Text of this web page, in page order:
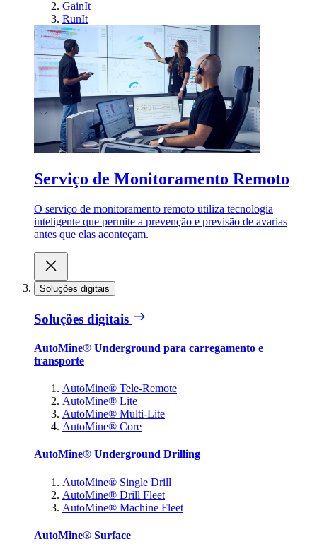
GainIt
RunIt
Serviço de Monitoramento Remoto
O serviço de monitoramento remoto utiliza tecnologia
inteligente que permite a prevenção e previsão de avarias
antes que elas aconteçam.
Soluções digitais
Soluções digitais
AutoMine® Underground para carregamento e
transporte
AutoMine® Tele-Remote
AutoMine® Lite
AutoMine® Multi-Lite
AutoMine® Core
AutoMine® Underground Drilling
AutoMine® Single Drill
AutoMine® Drill Fleet
AutoMine® Machine Fleet
AutoMine® Surface